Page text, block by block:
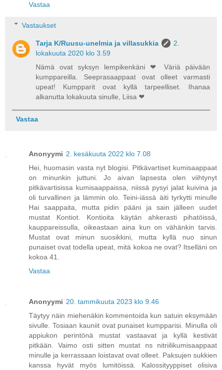
Vastaa
Vastaukset
Tarja K/Ruusu-unelmia ja villasukkia
2.
lokakuuta 2020 klo 3.59
Nämä ovat syksyn lempikenkäni ❤ Väriä päivään
kumppareilla. Seeprasaappaat ovat olleet varmasti
upeat! Kumpparit ovat kyllä tarpeelliset. Ihanaa
alkanutta lokakuuta sinulle, Liisa ❤
Vastaa
Anonyymi 2. kesäkuuta 2022 klo 7.08
Hei, huomasin vasta nyt blogisi. Pitkävartiset kumisaappaat
on minunkin juttuni. Jo aivan lapsesta olen viihtynyt
pitkävartisissa kumisaappaissa, niissä pysyi jalat kuivina ja
oli turvallinen ja lämmin olo. Teini-iässä äiti tyrkytti minulle
Hai saappaita, mutta pidin pääni ja sain jälleen uudet
mustat Kontiot. Kontioita käytän ahkerasti pihatöissä,
kauppareissulla, oikeastaan aina kun on vähänkin tarvis.
Mustat ovat minun suosikkini, mutta kyllä nuo sinun
punaiset ovat todella upeat, mitä kokoa ne ovat? Itselläni on
kokoa 41.
Vastaa
Anonyymi 20. tammikuuta 2023 klo 9.46
Täytyy näin miehenäkin kommentoida kun satuin eksymään
sivulle. Tosiaan kauniit ovat punaiset kumpparisi. Minulla oli
appiukon perintönä mustat vastaavat ja kyllä kestivät
pitkään. Vaimo osti sitten mustat ns nitriilikumisaappaat
minulle ja kerrassaan loistavat ovat olleet. Paksujen sukkien
kanssa hyvät myös lumitöissä. Kalossityyppiset olisiva